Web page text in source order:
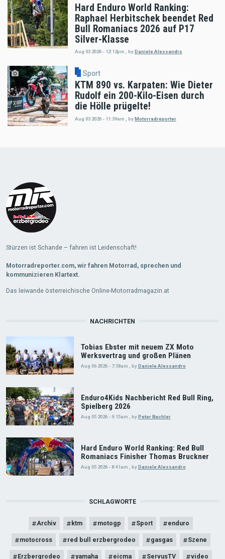
Hard Enduro World Ranking:
Raphael Herbitschek beendet Red
Bull Romaniacs 2026 auf P17
Silver-Klasse
Aug 03 2026 - 12:12pm byDaniele Alessandro
Sport
KTM 890 vs. Karpaten: Wie Dieter
Rudolf ein 200-Kilo-Eisen durch
die Hölle prügelte!
Aug 03 2026 - 11:39am byMotorradreporter
Stürzen ist Schande – fahren ist Leidenschaft!
Motorradreporter.com, wir fahren Motorrad, sprechen und
kommunizieren Klartext.
Das leiwande österreichische Online-Motorradmagazin.at
NACHRICHTEN
Tobias Ebster mit neuem ZX Moto
Werksvertrag und großen Plänen
Aug 06 2026 - 7:58am byDaniele Alessandro
Enduro4Kids Nachbericht Red Bull Ring,
Spielberg 2026
Aug 05 2026 - 9:15am byPeter Bachler
Hard Enduro World Ranking: Red Bull
Romaniacs Finisher Thomas Bruckner
Aug 05 2026 - 8:41am , byDaniele Alessandro
SCHLAGWORTE
Archiv ktm motogp Sport enduro
motocross red bull erzbergrodeo gasgas Szene
Erzbergrodeo yamaha eicma ServusTV video